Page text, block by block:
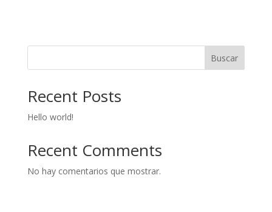
Buscar
Recent Posts
Hello world!
Recent Comments
No hay comentarios que mostrar.